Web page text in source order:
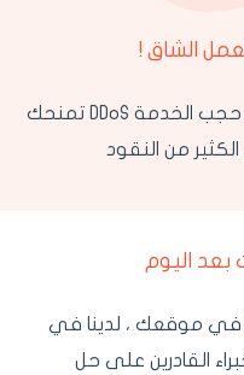
الشاق !
خوادم مُدارة ومؤمّنة ضد هجمات حجب الخدمة DDoS تمنحك
من النقود
بعد اليوم
في موقعك ، لدينا في
القادرين على حل